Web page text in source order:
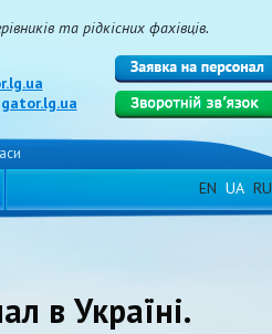
та рідкісних фахівців.
EN UA RU
в Україні.